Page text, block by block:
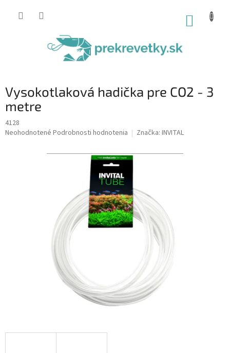
Vysokotlaková hadička pre CO2 - 3
metre
4128
Priemerné
Neohodnotené Podrobnosti hodnotenia Značka: INVITAL